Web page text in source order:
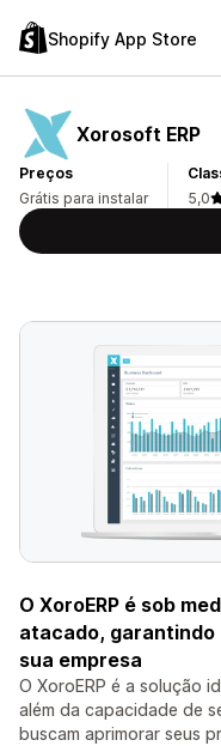
Shopify App Store
Xorosoft ERP
Preços
Grátis para instalar
5,0
O XoroERP é sob
atacado,
sua empresa
O XoroERP é a solução
além da capacidade de
buscam aprimorar seus